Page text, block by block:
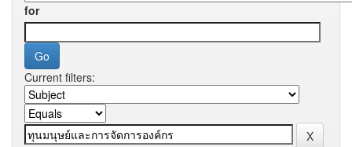
for
Current filters: